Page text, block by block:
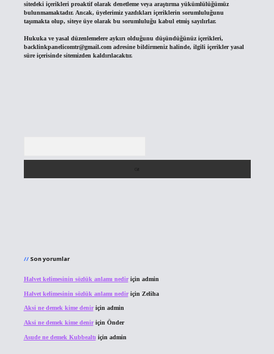
sitedeki içerikleri proaktif olarak denetleme veya araştırma yükümlülüğümüz
bulunmamaktadır. Ancak, üyelerimiz yazdıkları içeriklerin sorumluluğunu
taşımakta olup, siteye üye olarak bu sorumluluğu kabul etmiş sayılırlar.
Hukuka ve yasal düzenlemelere aykırı olduğunu düşündüğünüz içerikleri,
backlinkpanelicomtr@gmail.comadresine bildirmeniz halinde, ilgili içerikler yasal
süre içerisinde sitemizden kaldırılacaktır.
Son yorumlar
Halvet kelimesinin sözlük anlamı nediriçin admin
Halvet kelimesinin sözlük anlamı nediriçin Zeliha
Aksi ne demek kime deniriçin admin
Aksi ne demek kime deniriçin Önder
Asude ne demek Kubbealtı için admin